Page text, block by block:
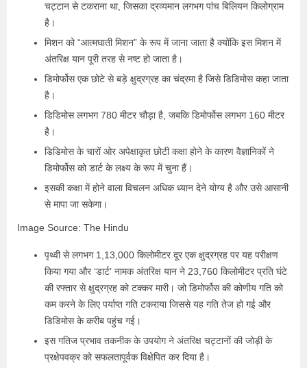
चट्टान से टकराना था, जिसका द्रव्यमान लगभग पांच बिलियन किलोग्राम
है।
मिशन को “आत्मघाती मिशन” के रूप में जाना जाता है क्योंकि इस मिशन में
अंतरिक्ष यान पूरी तरह से नष्ट हो जाता है।
डिमोर्फोस एक छोटे से बड़े क्षुद्रग्रह का चंद्रमा है जिसे डिडिमोस कहा जाता
है।
डिडिमोस लगभग 780 मीटर चौड़ा है, जबकि डिमोर्फोस लगभग 160 मीटर
है।
डिडिमोस के चारों ओर अपेक्षाकृत छोटी कक्षा होने के कारण वैज्ञानिकों ने
डिमोर्फोस को डार्ट के लक्ष्य के रूप में चुना हैं।
इसकी कक्षा में होने वाला विचलन अधिक ध्यान देने योग्य है और उसे आसानी
से मापा जा सकेगा।
Image Source: The Hindu
पृथ्वी से लगभग 1,13,000 किलोमीटर दूर एक क्षुद्रग्रह पर यह परीक्षण
किया गया और ‘डार्ट’ नामक अंतरिक्ष यान ने 23,760 किलोमीटर प्रति घंटे
की रफ्तार से क्षुद्रग्रह को टक्कर मारी। जो डिमोर्फोस की कोणीय गति को
कम करने के लिए पर्याप्त गति टकराया जिससे यह गति तेज हो गई और
डिडिमोस के करीब पहुंच गई।
इस गतिज प्रभाव तकनीक के उपयोग ने अंतरिक्ष चट्टानों की जोड़ी के
प्रक्षेपवक्र को सफलतापूर्वक विक्षेपित कर दिया है।